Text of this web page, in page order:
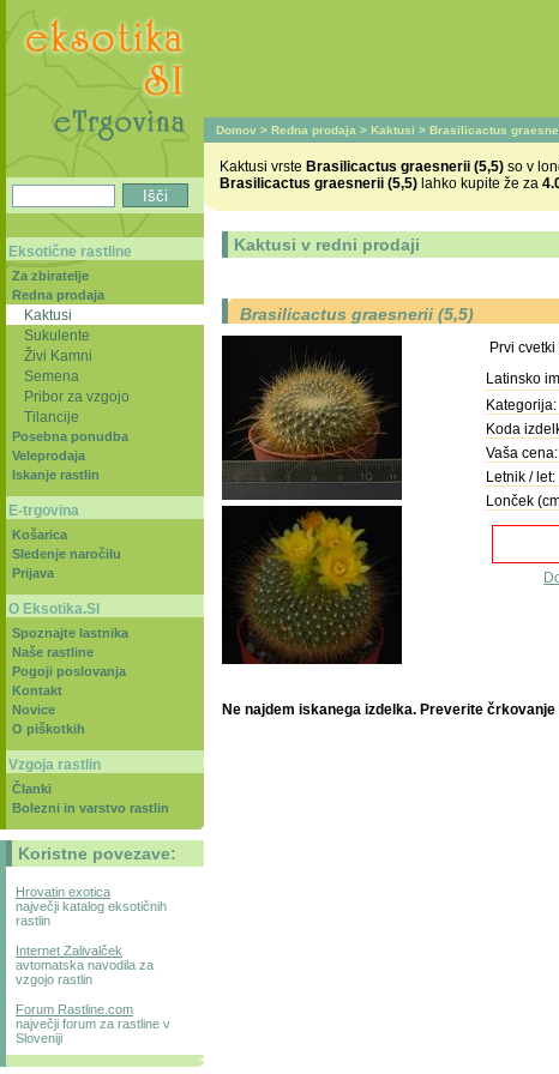
Domov > Redna prodaja > Kaktusi > Brasilicactus
Kaktusi vrste Brasilicactus graesnerii (5,5) so v
Brasilicactus graesnerii (5,5) lahko kupite že za
Kaktusi v redni prodaji
Brasilicactus graesnerii (5,5)
Prvi
Latinsko
Kategorija:
Koda
Vaša cena:
Letnik / let:
Lonček
Ne najdem iskanega izdelka. Preverite
Eksotične rastline
Za zbiratelje
Redna prodaja
Kaktusi
Sukulente
Živi Kamni
Semena
Pribor za vzgojo
Tilancije
Posebna ponudba
Veleprodaja
Iskanje rastlin
E-trgovina
Košarica
Sledenje naročilu
Prijava
O Eksotika.SI
Spoznajte lastnika
Naše rastline
Pogoji poslovanja
Kontakt
Novice
O piškotkih
Vzgoja rastlin
Članki
Bolezni in varstvo rastlin
Koristne povezave:
Hrovatin exotica
največji katalog eksotičnih
rastlin
Internet Zalivalček
avtomatska navodila za
vzgojo rastlin
Forum Rastline.com
največji forum za rastline v
Sloveniji